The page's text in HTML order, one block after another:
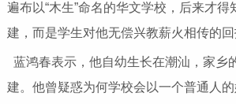
遍布以“木生”命名的华文学校，后来才得
建，而是学生对他无偿兴教薪火相传的回
蓝鸿春表示，他自幼生长在潮汕，家乡
建。他曾疑惑为何学校会以一个普通人